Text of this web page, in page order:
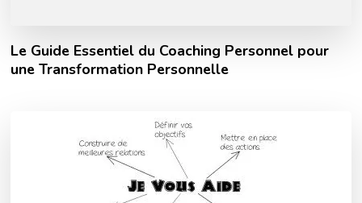
Le Guide Essentiel du Coaching Personnel pour
une Transformation Personnelle